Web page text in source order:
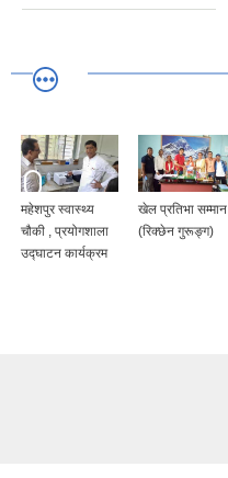
महेशपुर स्वास्थ्य
चौकी , प्रयोगशाला
उद्घाटन कार्यक्रम
खेल प्रतिभा सम्मान
(रिक्छेन गुरूङ्ग)